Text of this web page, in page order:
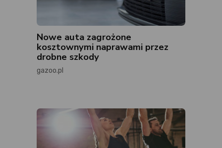
Nowe auta zagrożone
kosztownymi naprawami przez
drobne szkody
gazoo.pl